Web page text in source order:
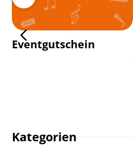
Eventgutschein
Kategorien